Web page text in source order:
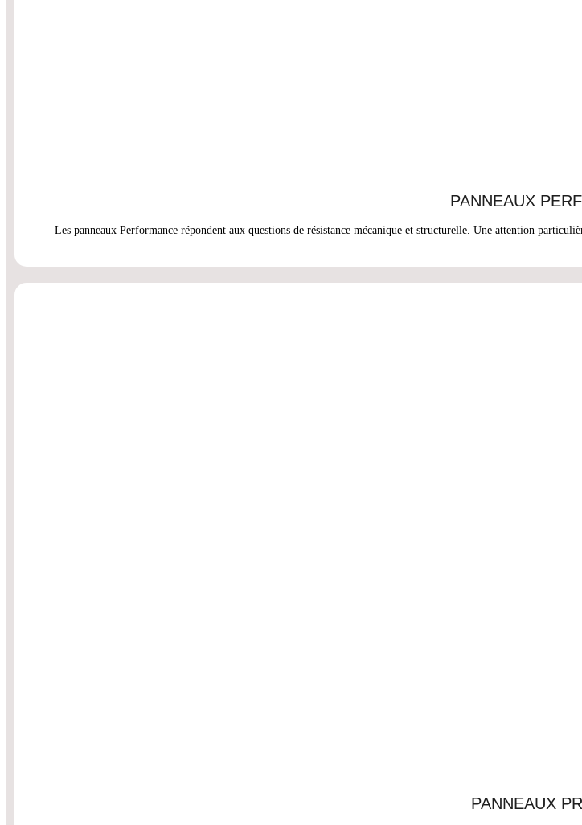
PANNEAUX
Les panneaux Performance répondent aux questions de résistance mécanique et structurelle. Une attention
PANNEAUX